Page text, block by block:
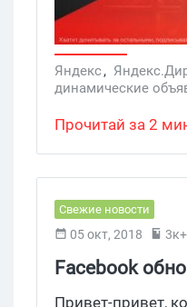
Яндекс,
динамические
товары,
Прочитай за 2
Свежие новости
05 окт, 2018 3к+
Facebook
площадку
Привет-привет,